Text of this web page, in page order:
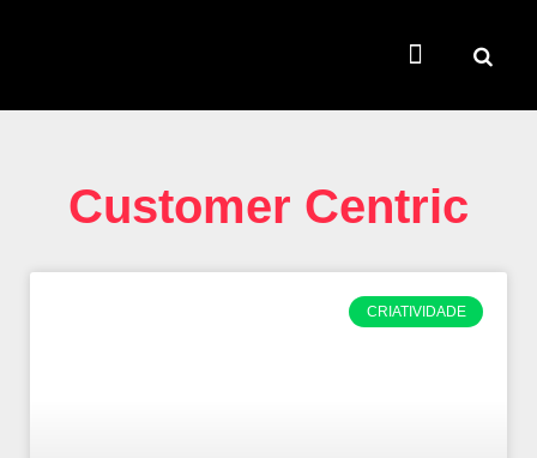
Customer Centric
CRIATIVIDADE